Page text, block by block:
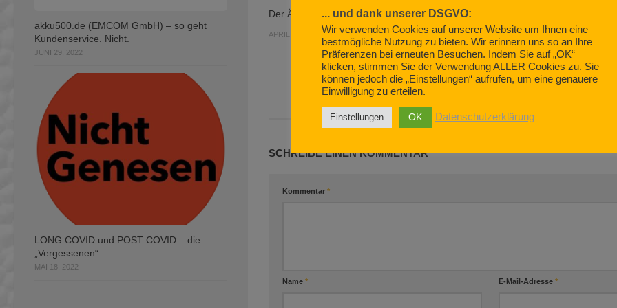
Der Ärger mit Berger
APRIL 23, 2022
Der Fahrtenschreiber / DTCO
und das Autohaus Borgmann,
Krefeld
FEBRUAR 7,
SCHREIBE EINEN KOMMENTAR
Kommentar *
Name * E-Mail-Adresse*
akku500.de (EMCOM GmbH) – so geht
Kundenservice. Nicht.
JUNI 29, 2022
LONG COVID und POST COVID – die
„Vergessenen“
MAI 18, 2022
... und dank unserer DSGVO:
Wir verwenden Cookies auf unserer Website um Ihnen eine
bestmögliche Nutzung zu bieten. Wir erinnern uns so an Ihre
Präferenzen bei erneuten Besuchen. Indem Sie auf „OK“
klicken, stimmen Sie der Verwendung ALLER Cookies zu. Sie
können jedoch die „Einstellungen“ aufrufen, um eine genauere
Einwilligung zu erteilen.
Einstellungen OK Datenschutzerklärung